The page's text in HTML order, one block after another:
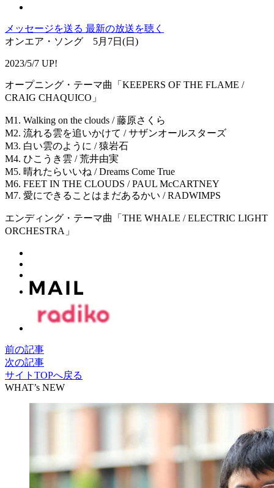
メッセージを送る 最新の放送を聴く
オンエア・ソング 5月7日(日)
2023/5/7 UP!
オープニング・テーマ曲「KEEPERS OF THE FLAME /
CRAIG CHAQUICO」
M1. Walking on the clouds / 藤原さくら
M2. 流れる雲を追いかけて / サザンオールスターズ
M3. 白い雲のように / 猿岩石
M4. ひこうき雲 / 荒井由実
M5. 晴れたらいいね / Dreams Come True
M6. FEET IN THE CLOUDS / PAUL McCARTNEY
M7. 愛にできることはまだあるかい / RADWIMPS
エンディング・テーマ曲「THE WHALE / ELECTRIC LIGHT
ORCHESTRA」
前の記事
次の記事
サイトTOPへ戻る
WHAT’s NEW